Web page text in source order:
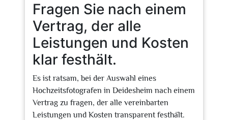
Fragen Sie nach einem
Vertrag, der alle
Leistungen und Kosten
klar festhält.
Es ist ratsam, bei der Auswahl eines
Hochzeitsfotografen in Deidesheim nach einem
Vertrag zu fragen, der alle vereinbarten
Leistungen und Kosten transparent festhält.